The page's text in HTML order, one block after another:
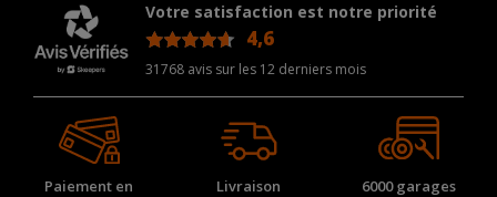
Votre satisfaction est notre priorité
4,6
31768 avis sur les 12 derniers mois
Paiement en
Livraison
6000 garages